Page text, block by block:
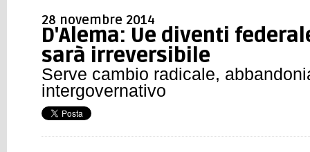
28 novembre 2014
D'Alema: Ue diventi
sarà irreversibile
Serve cambio radicale,
intergovernativo